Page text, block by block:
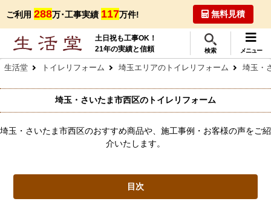
ご利用 288万･工事実績 117万件! 無料見積
土日祝も工事OK！
21年の実績と信頼
検索 メニュー
生活堂 トイレリフォーム 埼玉エリアのトイレリフォーム 埼玉・
埼玉・さいたま市西区のトイレリフォーム
埼玉・さいたま市西区のおすすめ商品や、施工事例・お客様の声をご紹
介いたします。
目次